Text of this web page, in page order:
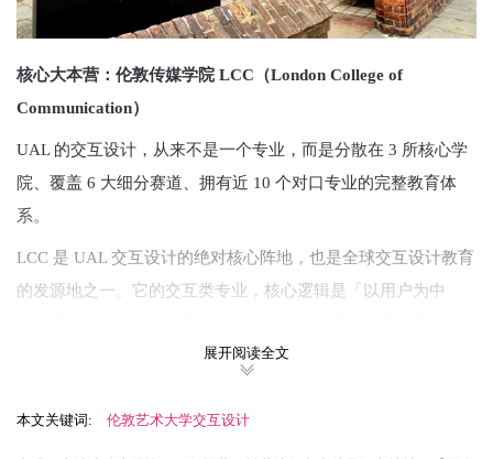
核心大本营：伦敦传媒学院 LCC（London College of
Communication）
UAL 的交互设计，从来不是一个专业，而是分散在 3 所核心学
院、覆盖 6 大细分赛道、拥有近 10 个对口专业的完整教育体
系。
LCC 是 UAL 交互设计的绝对核心阵地，也是全球交互设计教育
的发源地之一。它的交互类专业，核心逻辑是「以用户为中
社会需求的交互设计专业，也是绝大多数申请者的目标院校。
展开阅读全文
本文关键词: 伦敦艺术大学交互设计